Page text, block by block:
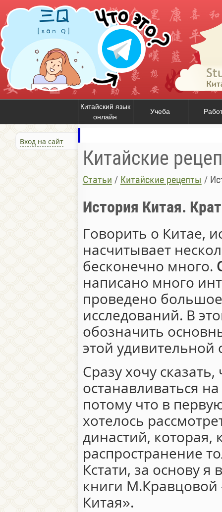
Китайский язык
онлайн
Учеба
Вход на сайт
Китайские
Статьи / Китайские рецепты /
История Китая.
Говорить о Китае,
насчитывает
бесконечно много.
написано много
проведено
исследований. В
обозначить
этой удивительной
Сразу хочу сказать,
останавливаться
потому что в
хотелось
династий, которая,
распространение
Кстати, за основу
книги М.Кравцовой
Китая».